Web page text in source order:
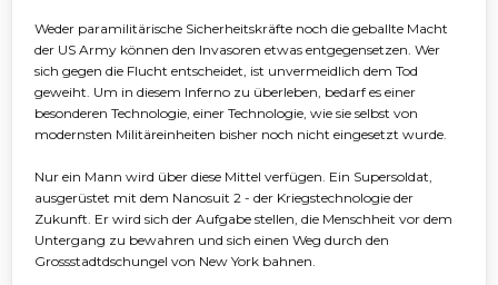
Weder paramilitärische Sicherheitskräfte noch die geballte Macht
der US Army können den Invasoren etwas entgegensetzen. Wer
sich gegen die Flucht entscheidet, ist unvermeidlich dem Tod
geweiht. Um in diesem Inferno zu überleben, bedarf es einer
besonderen Technologie, einer Technologie, wie sie selbst von
modernsten Militäreinheiten bisher noch nicht eingesetzt wurde.
Nur ein Mann wird über diese Mittel verfügen. Ein Supersoldat,
ausgerüstet mit dem Nanosuit 2 - der Kriegstechnologie der
Zukunft. Er wird sich der Aufgabe stellen, die Menschheit vor dem
Untergang zu bewahren und sich einen Weg durch den
Grossstadtdschungel von New York bahnen.